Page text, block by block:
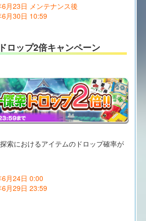
月23日 メンテナンス後
月30日 10:59
ロップ2倍キャンペーン
索におけるアイテムのドロップ確率が
月24日 0:00
月29日 23:59